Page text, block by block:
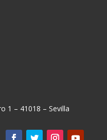
1 – 41018 – Sevilla